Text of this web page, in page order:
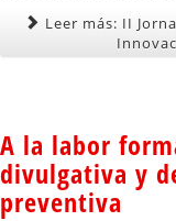
Leer más: II
A la labor
divulgativa y
preventiva